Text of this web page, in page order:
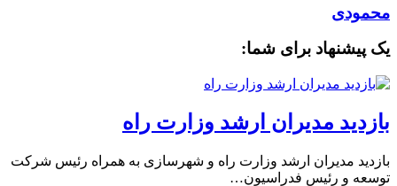
محمودی
یک پیشنهاد برای شما:
بازدید مدیران ارشد وزارت راه
بازدید مدیران ارشد وزارت راه و شهرسازی به همراه رئیس شرکت
توسعه و رئیس فدراسیون…